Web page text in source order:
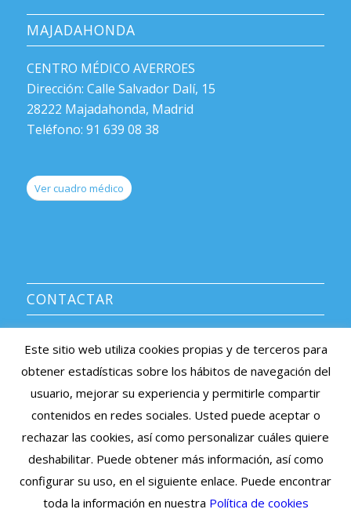
MAJADAHONDA
CENTRO MÉDICO AVERROES
Dirección: Calle Salvador Dalí, 15
28222 Majadahonda, Madrid
Teléfono: 91 639 08 38
Ver cuadro médico
CONTACTAR
Información y citas: 91 639 08 38
e-mail: averroes@centromedicoaverroes.com
Listado de sociedades médicas asociadas >
Cita Previa Online
Este sitio web utiliza cookies propias y de terceros para
obtener estadísticas sobre los hábitos de navegación del
usuario, mejorar su experiencia y permitirle compartir
contenidos en redes sociales. Usted puede aceptar o
rechazar las cookies, así como personalizar cuáles quiere
deshabilitar. Puede obtener más información, así como
configurar su uso, en el siguiente enlace. Puede encontrar
toda la información en nuestra Política de cookies